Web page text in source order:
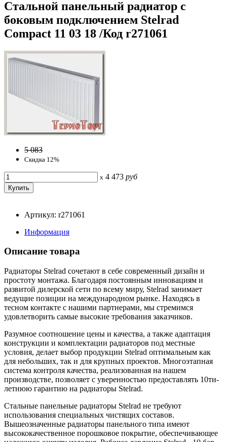
Стальной панельный радиатор с
боковым подключением Stelrad
Compact 11 03 18 /Код r271061
5 083
Скидка 12%
x 4 473 руб
Артикул: r271061
Информация
Описание товара
Радиаторы Stelrad сочетают в себе современный дизайн и
простоту монтажа. Благодаря постоянным инновациям и
развитой дилерской сети по всему миру, Stelrad занимает
ведущие позиции на международном рынке. Находясь в
тесном контакте с нашими партнерами, мы стремимся
удовлетворить самые высокие требования заказчиков.
Разумное соотношение цены и качества, а также адаптация
конструкции и комплектации радиаторов под местные
условия, делает выбор продукции Stelrad оптимальным как
для небольших, так и для крупных проектов. Многоэтапная
система контроля качества, реализованная на нашем
производстве, позволяет с уверенностью предоставлять 10ти-
летнюю гарантию на радиаторы Stelrad.
Стальные панельные радиаторы Stelrad не требуют
использования специальных чистящих составов.
Вышеозначенные радиаторы панельного типа имеют
высококачественное порошковое покрытие, обеспечивающее